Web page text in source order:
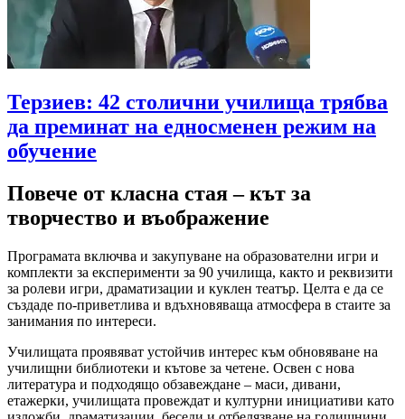
Терзиев: 42 столични училища трябва
да преминат на едносменен режим на
обучение
Повече от класна стая – кът за
творчество и въображение
Програмата включва и закупуване на образователни игри и
комплекти за експерименти за 90 училища, както и реквизити
за ролеви игри, драматизации и куклен театър. Целта е да се
създаде по-приветлива и вдъхновяваща атмосфера в стаите за
занимания по интереси.
Училищата проявяват устойчив интерес към обновяване на
училищни библиотеки и кътове за четене. Освен с нова
литература и подходящо обзавеждане – маси, дивани,
етажерки, училищата провеждат и културни инициативи като